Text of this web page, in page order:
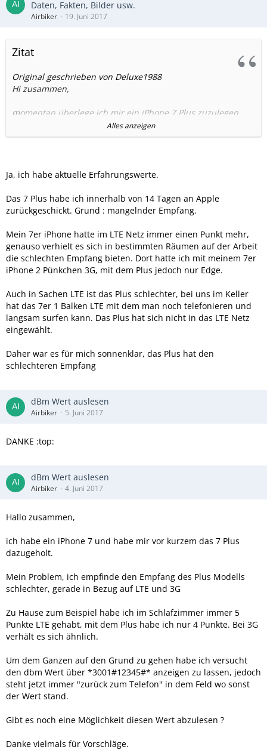
Daten, Fakten, Bilder usw.
Airbiker 19. Juni 2017
Zitat
Original geschrieben von Deluxe1988
Hi zusammen,
momentan überlege ich mir ein iPhone 7 Plus zuzulegen,
bisher habe ich ein iPhone 6.
Ein Wechsel zum normalen 7er lohnt sicht eher nicht, daher
Da mir die Empfangseigenschaften sehr wichtig sind, habe
Schlechter als beim 6er sollte es nicht werden ;-).
dass das Plus hevorragende Empfangseigenschaften hätte.
In einem anderen Forum wird genau das Gegenteil erzählt
und sogar mit einem Connect-Test untermalt.
Empfangseigenschaften mit aktuellen Geräten/aktueller
Firmware?
Eventuell sogar mit einem Erfahrungsbericht iPhone 6 zu
iPhone 7 Plus?
Hier im Forum sind die Aussagen sehr veraltet (10/2016),
daher wären akuelle Erfahrungen besser.
Vielen Dank im Voraus!
Falls es jemand interessiert, hier der Link zum Forum:
Teltarif:
https://mobil.teltarif.de/ipho…ht/news/65876.html?page=2
Alles anzeigen
Ja, ich habe aktuelle Erfahrungswerte.
Das 7 Plus habe ich innerhalb von 14 Tagen an Apple
zurückgeschickt. Grund : mangelnder Empfang.
Mein 7er iPhone hatte im LTE Netz immer einen Punkt mehr,
genauso verhielt es sich in bestimmten Räumen auf der Arbeit
die schlechten Empfang bieten. Dort hatte ich mit meinem 7er
iPhone 2 Pünkchen 3G, mit dem Plus jedoch nur Edge.
Auch in Sachen LTE ist das Plus schlechter, bei uns im Keller
hat das 7er 1 Balken LTE mit dem man noch telefonieren und
langsam surfen kann. Das Plus hat sich nicht in das LTE Netz
eingewählt.
Daher war es für mich sonnenklar, das Plus hat den
schlechteren Empfang
dBm Wert auslesen
Airbiker 5. Juni 2017
DANKE :top:
dBm Wert auslesen
Airbiker 4. Juni 2017
Hallo zusammen,
ich habe ein iPhone 7 und habe mir vor kurzem das 7 Plus
dazugeholt.
Mein Problem, ich empfinde den Empfang des Plus Modells
schlechter, gerade in Bezug auf LTE und 3G
Zu Hause zum Beispiel habe ich im Schlafzimmer immer 5
Punkte LTE gehabt, mit dem Plus habe ich nur 4 Punkte. Bei 3G
verhält es sich ähnlich.
Um dem Ganzen auf den Grund zu gehen habe ich versucht
den dbm Wert über *3001#12345#* anzeigen zu lassen, jedoch
steht jetzt immer "zurück zum Telefon" in dem Feld wo sonst
der Wert stand.
Gibt es noch eine Möglichkeit diesen Wert abzulesen ?
Danke vielmals für Vorschläge.